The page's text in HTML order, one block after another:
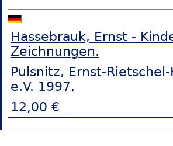
Hassebrauk, Ernst -
Zeichnungen.
Pulsnitz, Ernst-
e.V. 1997,
12,00 €